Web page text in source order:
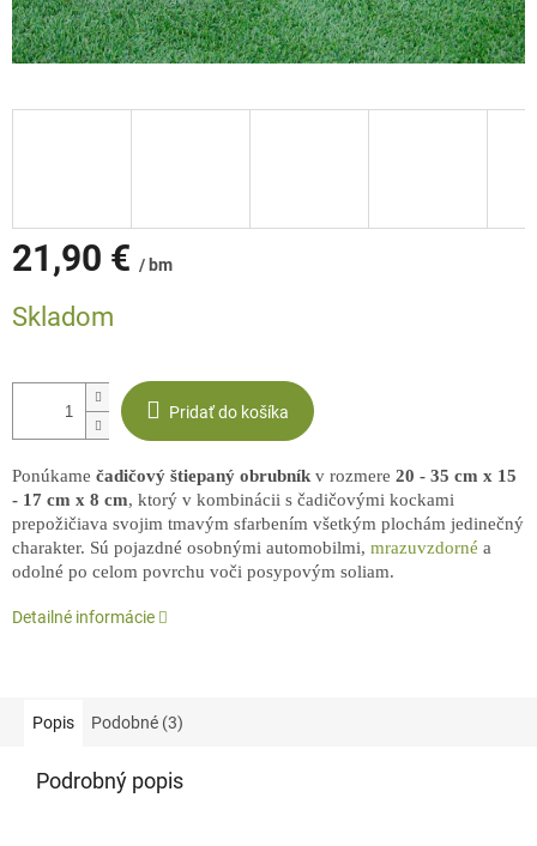
21,90 € / bm
cena:
Skladom
Pridať do košíka
Ponúkame čadičový štiepaný obrubníkv rozmere 20 - 35 cm x 15
- 17 cm x 8 cm, ktorý v kombinácii s čadičovými kockami
prepožičiava svojim tmavým sfarbením všetkým plochám jedinečný
charakter. Sú pojazdné osobnými automobilmi, mrazuvzdorné a
odolné po celom povrchu voči posypovým soliam.
Detailné informácie
Popis Podobné (3)
Podrobný popis